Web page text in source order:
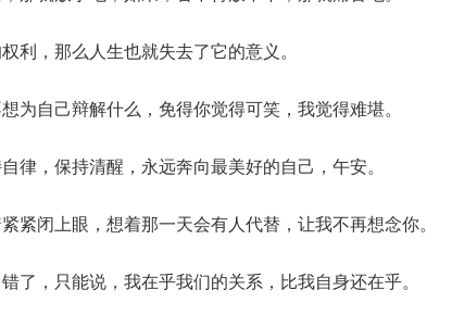
利，那么人生也就失去了它的意义。
为自己辩解什么，免得你觉得可笑，我觉得难堪。
律，保持清醒，永远奔向最美好的自己，午安。
紧闭上眼，想着那一天会有人代替，让我不再想念你。
了，只能说，我在乎我们的关系，比我自身还在乎。